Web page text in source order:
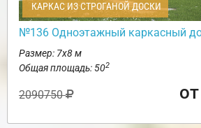
КАРКАС ИЗ СТРОГАНОЙ ДОСКИ
№136 Одноэтажный каркасный
Размер: 7х8 м
Общая площадь: 502
2090750